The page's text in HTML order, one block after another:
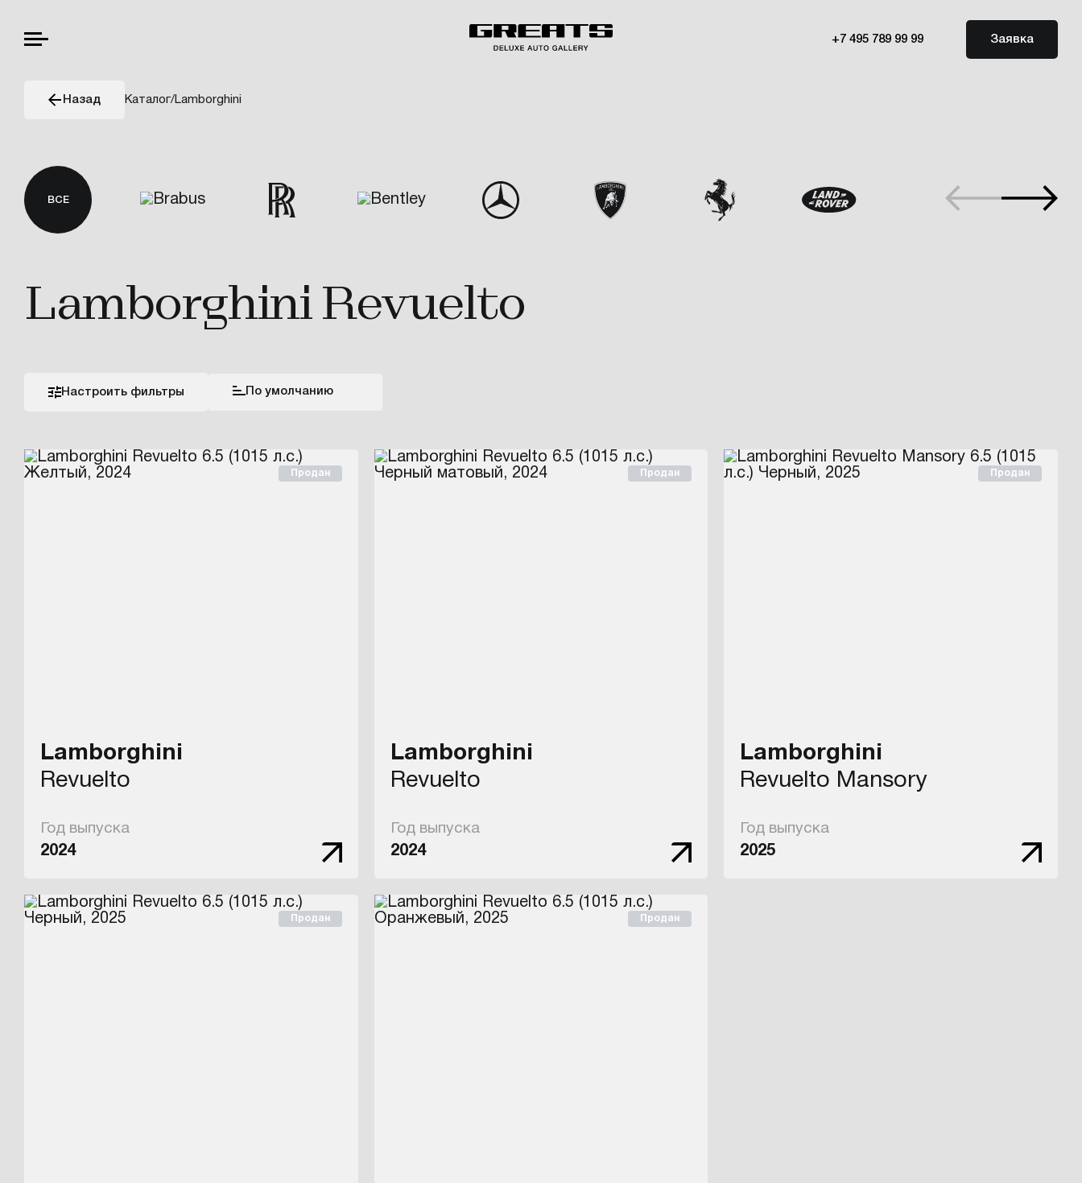
+7 495 789 99 99 Заявка
Назад Каталог/Lamborghini
ВСЕ
Lamborghini Revuelto
Настроить фильтры По умолчанию
Продан
Lamborghini
Revuelto
Год выпуска
2024
Продан
Lamborghini
Revuelto
Год выпуска
2024
Продан
Lamborghini
Revuelto Mansory
Год выпуска
2025
Продан Продан